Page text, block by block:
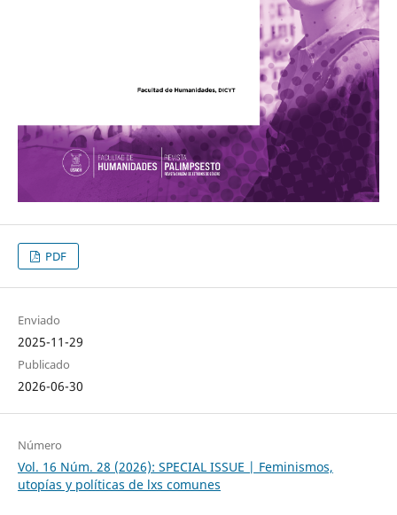
PDF
Enviado
2025-11-29
Publicado
2026-06-30
Número
Vol. 16 Núm. 28 (2026): SPECIAL ISSUE | Feminismos,
utopías y políticas de lxs comunes